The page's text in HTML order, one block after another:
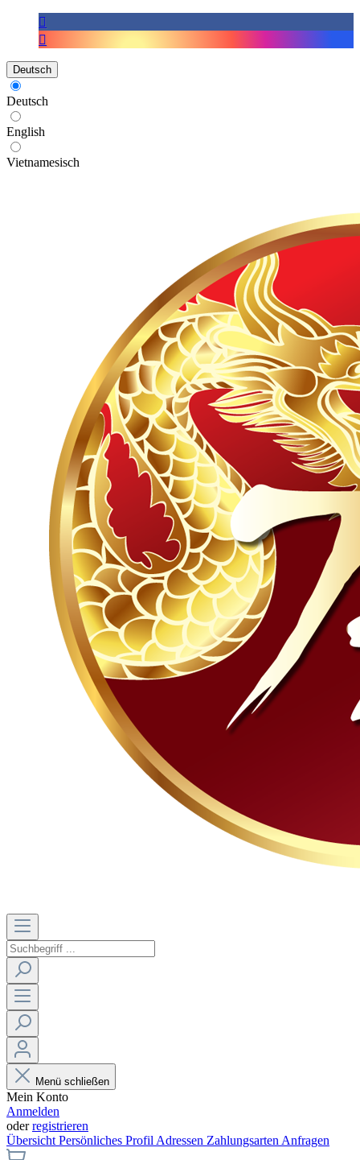
Deutsch
Deutsch
English
Vietnamesisch
Menü schließen
Mein Konto
Anmelden
oderregistrieren
Übersicht Persönliches Profil Adressen Zahlungsarten Anfragen